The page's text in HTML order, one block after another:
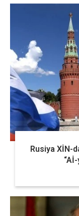
Rusiya XİN-